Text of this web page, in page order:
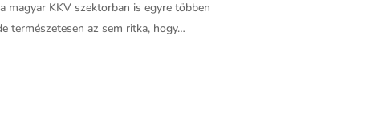
KKV szektorban is egyre többen
természetesen az sem ritka, hogy…